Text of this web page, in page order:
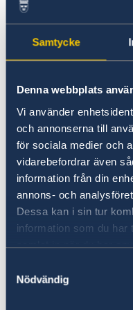
Samtycke
Denna webbplats
Vi använder
och annonserna till
för sociala medier och
vidarebefordrar även
information från din
annons- och
Dessa kan i sin tur
information som du har
samlat in när du har
Nödvändig
Cayo Coco
Carretera a
Tel: +(53
E-post:
Spärra kredit-/
Du kan också
huvudkontor för
hotell Habana
tel: +53-7-833
och även få ut ett
utgifter för en dag